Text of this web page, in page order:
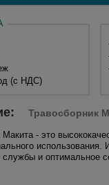
(с НДС)
Травосборник
- это
службы и оптимальное